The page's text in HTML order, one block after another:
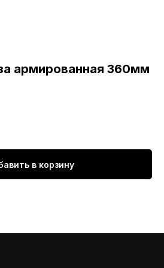
армированная 360мм
в корзину